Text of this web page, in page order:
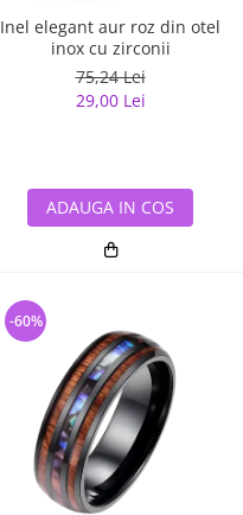
Inel elegant aur roz din otel
inox cu zirconii
75,24 Lei
29,00 Lei
ADAUGA IN COS
-60%